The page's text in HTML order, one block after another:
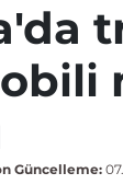
Güncelleme: